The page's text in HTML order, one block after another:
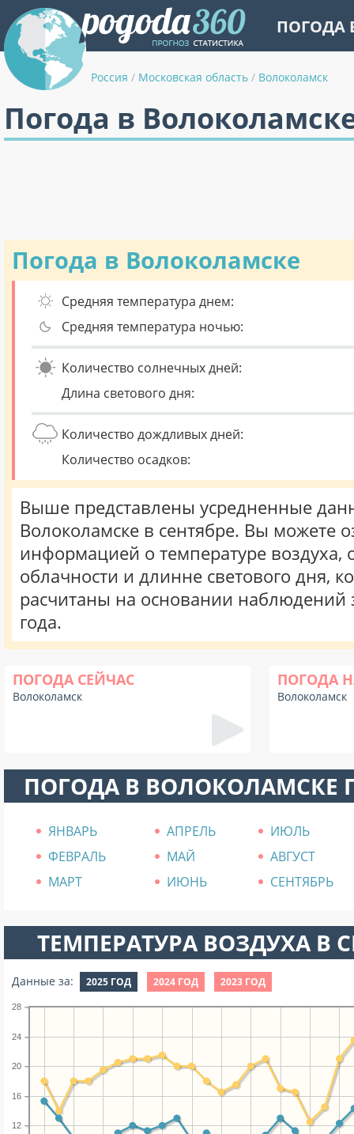
ПОГОДА
Россия / Московская область / Волоколамск
Погода в
Погода в Волоколамске
Средняя температура днем:
Средняя температура ночью:
Количество солнечных дней:
Длина светового дня:
Количество дождливых дней:
Количество осадков:
Выше представлены усредненные
Волоколамске в сентябре. Вы можете
информацией о температуре воздуха,
облачности и длинне светового дня,
расчитаны на основании наблюдений
года.
ПОГОДА СЕЙЧАС
Волоколамск
ПОГОДА
Волоколамск
ПОГОДА В ВОЛОКОЛАМСКЕ
ЯНВАРЬ АПРЕЛЬ
ИЮЛЬ
ФЕВРАЛЬ
МАЙ
АВГУСТ
МАРТ
ИЮНЬ СЕНТЯБРЬ
ТЕМПЕРАТУРА ВОЗДУХА В
Данные за: 2025 ГОД 2024 ГОД 2023 ГОД
12
16
20
24
28